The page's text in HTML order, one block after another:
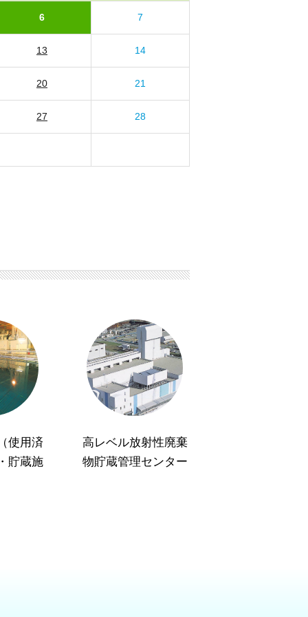
6 7
13 14
20 21
27 28
使用済
貯蔵施
高レベル放射性廃棄
物貯蔵管理センター